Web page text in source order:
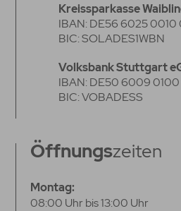
Kreissparkasse
IBAN: DE56 6025 0010
BIC: SOLADES1WBN
Volksbank Stuttgart
IBAN: DE50 6009
BIC: VOBADESS
Öffnungszeiten
Montag:
08:00 Uhr bis 13:00 Uhr